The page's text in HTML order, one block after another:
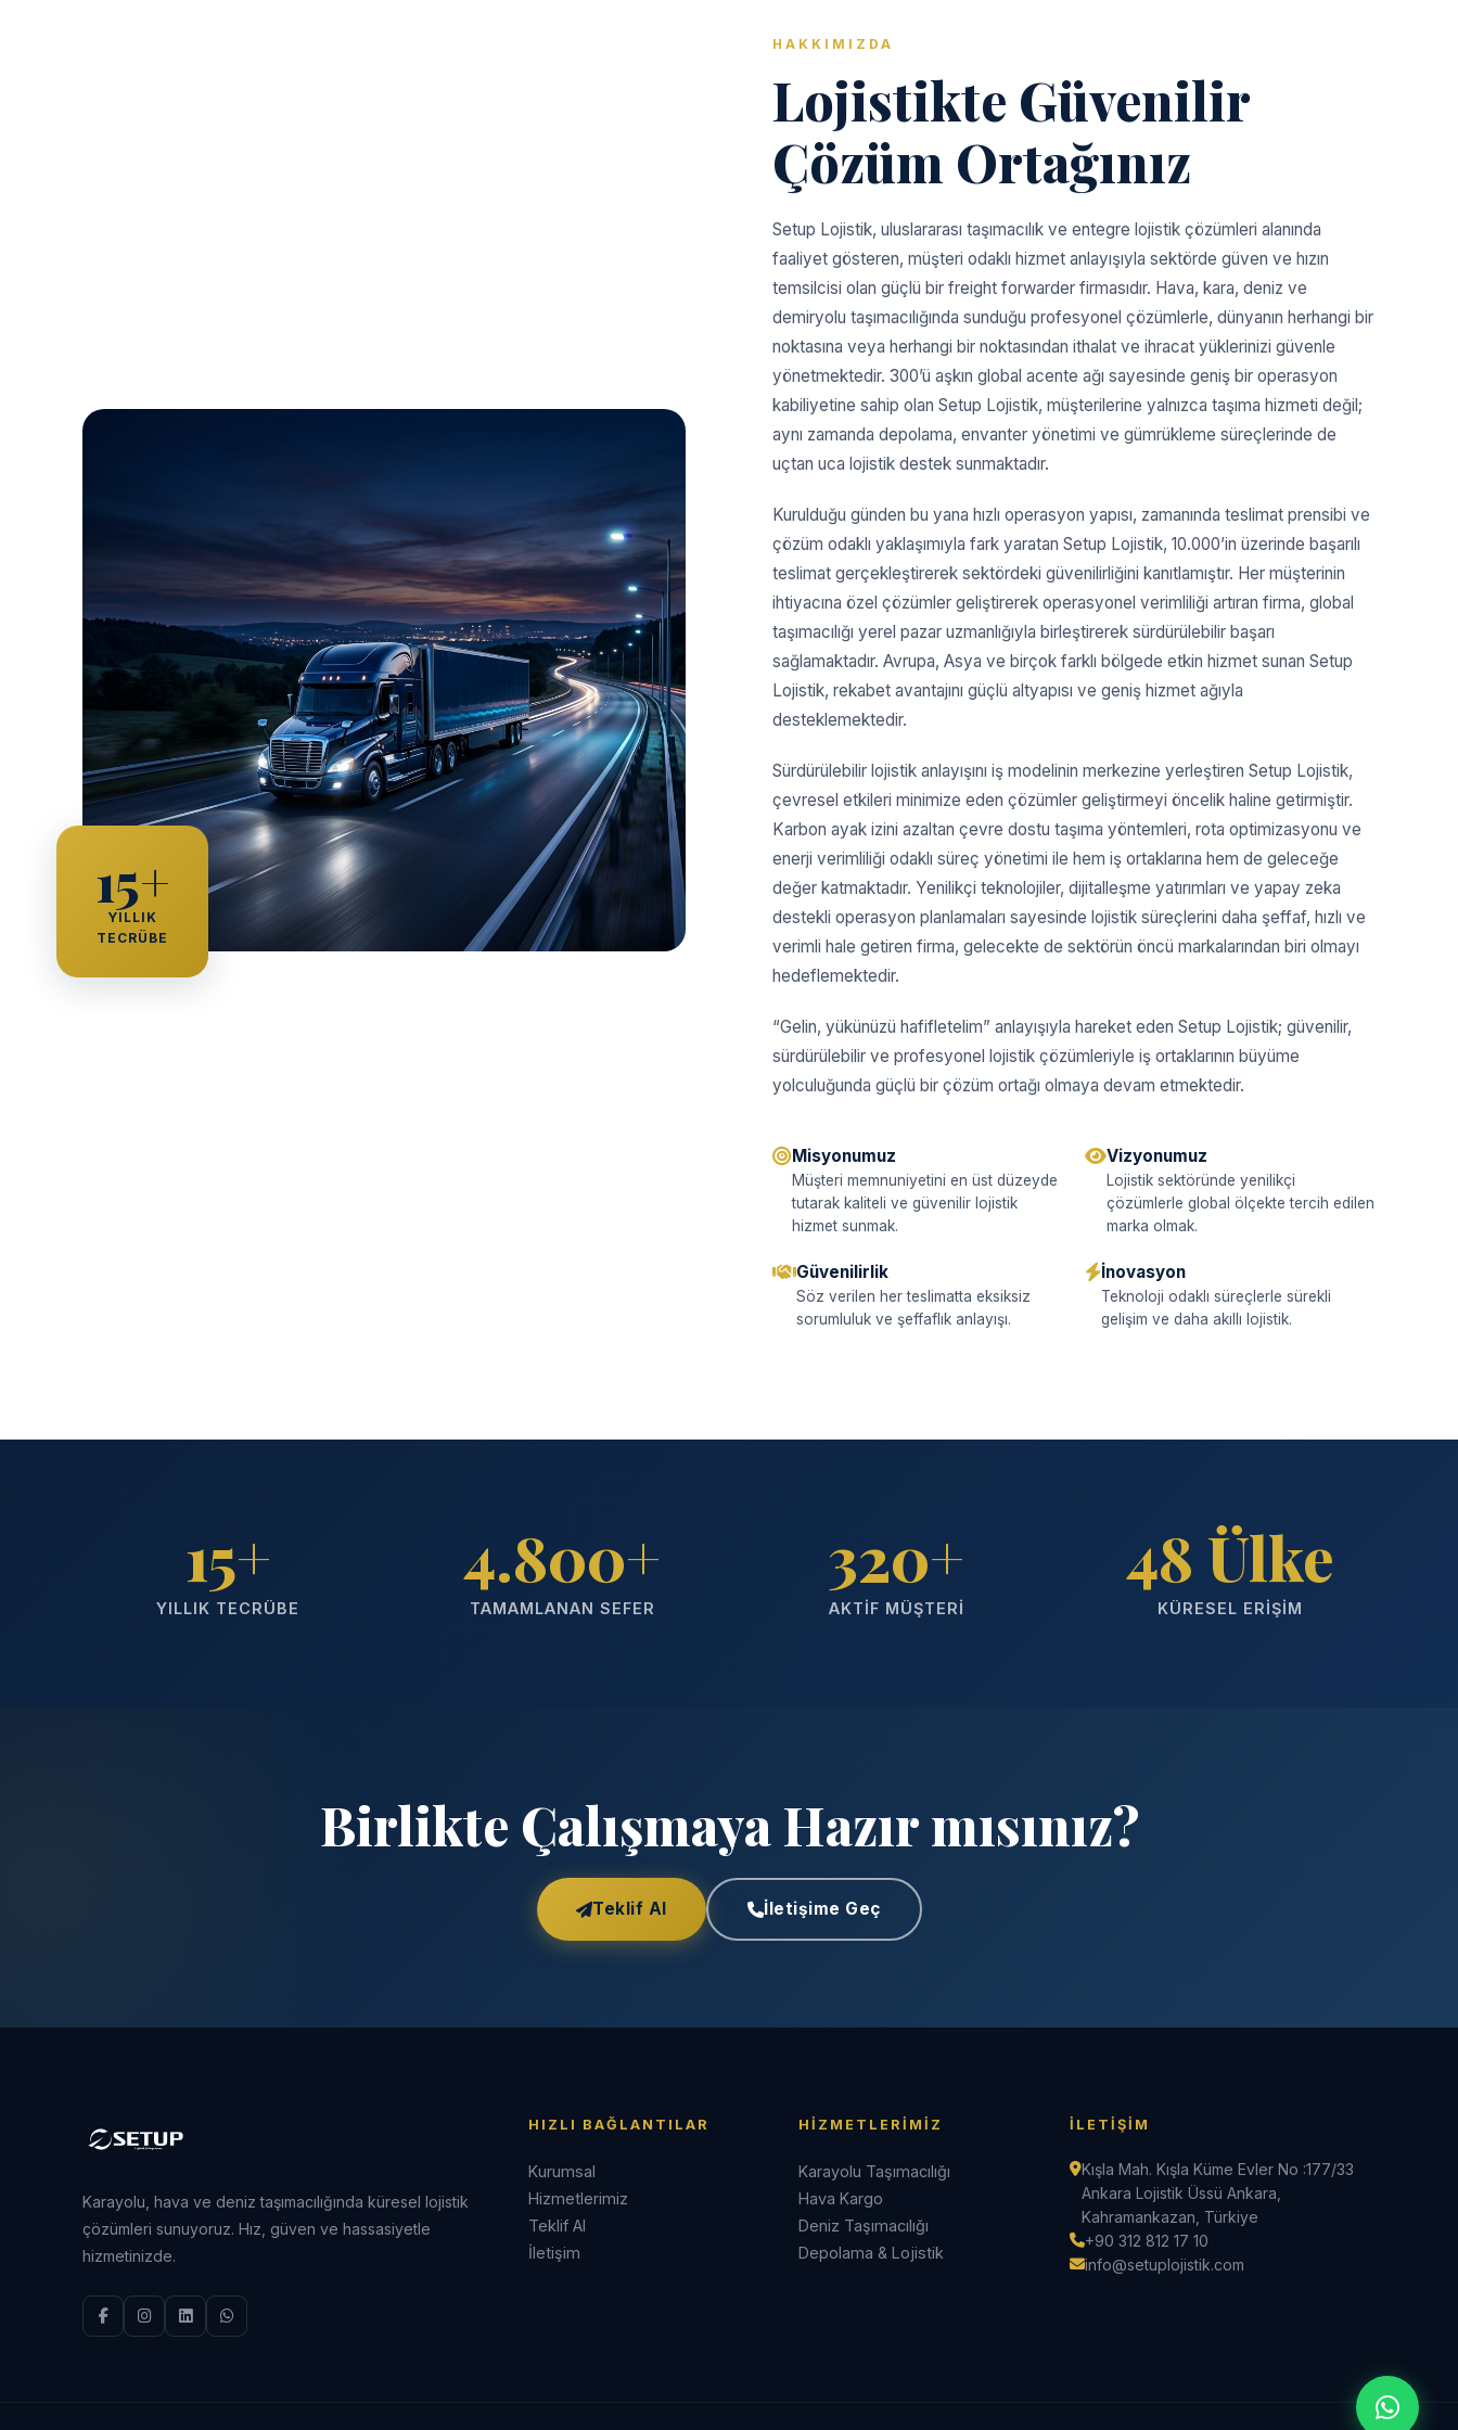
15+
YILLIK
TECRÜBE
HAKKIMIZDA
Lojistikte Güvenilir
Çözüm Ortağınız
Setup Lojistik, uluslararası taşımacılık ve entegre lojistik çözümleri alanında
faaliyet gösteren, müşteri odaklı hizmet anlayışıyla sektörde güven ve hızın
temsilcisi olan güçlü bir freight forwarder firmasıdır. Hava, kara, deniz ve
demiryolu taşımacılığında sunduğu profesyonel çözümlerle, dünyanın herhangi bir
noktasına veya herhangi bir noktasından ithalat ve ihracat yüklerinizi güvenle
yönetmektedir. 300’ü aşkın global acente ağı sayesinde geniş bir operasyon
kabiliyetine sahip olan Setup Lojistik, müşterilerine yalnızca taşıma hizmeti değil;
aynı zamanda depolama, envanter yönetimi ve gümrükleme süreçlerinde de
uçtan uca lojistik destek sunmaktadır.
Kurulduğu günden bu yana hızlı operasyon yapısı, zamanında teslimat prensibi ve
çözüm odaklı yaklaşımıyla fark yaratan Setup Lojistik, 10.000’in üzerinde başarılı
teslimat gerçekleştirerek sektördeki güvenilirliğini kanıtlamıştır. Her müşterinin
ihtiyacına özel çözümler geliştirerek operasyonel verimliliği artıran firma, global
taşımacılığı yerel pazar uzmanlığıyla birleştirerek sürdürülebilir başarı
sağlamaktadır. Avrupa, Asya ve birçok farklı bölgede etkin hizmet sunan Setup
Lojistik, rekabet avantajını güçlü altyapısı ve geniş hizmet ağıyla
desteklemektedir.
Sürdürülebilir lojistik anlayışını iş modelinin merkezine yerleştiren Setup Lojistik,
çevresel etkileri minimize eden çözümler geliştirmeyi öncelik haline getirmiştir.
Karbon ayak izini azaltan çevre dostu taşıma yöntemleri, rota optimizasyonu ve
enerji verimliliği odaklı süreç yönetimi ile hem iş ortaklarına hem de geleceğe
değer katmaktadır. Yenilikçi teknolojiler, dijitalleşme yatırımları ve yapay zeka
destekli operasyon planlamaları sayesinde lojistik süreçlerini daha şeffaf, hızlı ve
verimli hale getiren firma, gelecekte de sektörün öncü markalarından biri olmayı
hedeflemektedir.
“Gelin, yükünüzü hafifletelim” anlayışıyla hareket eden Setup Lojistik; güvenilir,
sürdürülebilir ve profesyonel lojistik çözümleriyle iş ortaklarının büyüme
yolculuğunda güçlü bir çözüm ortağı olmaya devam etmektedir.
Misyonumuz
Müşteri memnuniyetini en üst düzeyde
tutarak kaliteli ve güvenilir lojistik
hizmet sunmak.
Vizyonumuz
Lojistik sektöründe yenilikçi
çözümlerle global ölçekte tercih edilen
marka olmak.
Güvenilirlik
Söz verilen her teslimatta eksiksiz
sorumluluk ve şeffaflık anlayışı.
İnovasyon
Teknoloji odaklı süreçlerle sürekli
gelişim ve daha akıllı lojistik.
15+
YILLIK TECRÜBE
4.800+
TAMAMLANAN SEFER
320+
AKTIF MÜŞTERI
48 Ülke
KÜRESEL ERIŞIM
Birlikte Çalışmaya Hazır mısınız?
Teklif Al İletişime Geç
Karayolu, hava ve deniz taşımacılığında küresel lojistik
çözümleri sunuyoruz. Hız, güven ve hassasiyetle
hizmetinizde.
HIZLI BAĞLANTILAR
Kurumsal
Hizmetlerimiz
Teklif Al
İletişim
HIZMETLERIMIZ
Karayolu Taşımacılığı
Hava Kargo
Deniz Taşımacılığı
Depolama & Lojistik
İLETIŞIM
Kışla Mah. Kışla Küme Evler No :177/33
Ankara Lojistik Üssü Ankara,
Kahramankazan, Türkiye
+90 312 812 17 10
info@setuplojistik.com